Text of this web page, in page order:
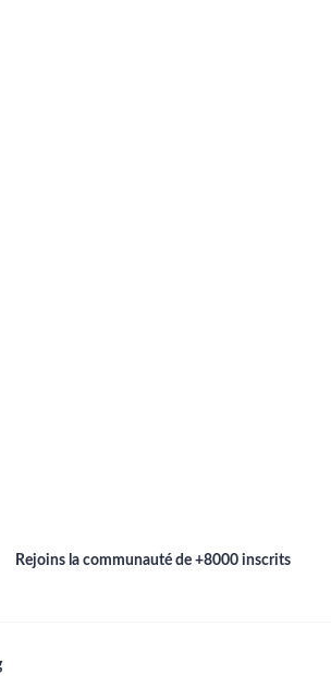
Rejoins la communauté de +8000 inscrits